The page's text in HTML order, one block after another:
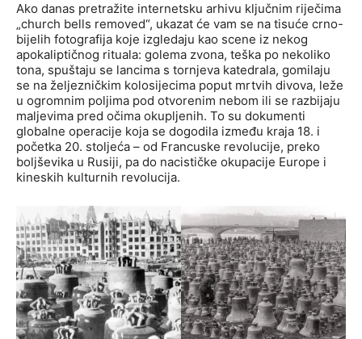
Ako danas pretražite internetsku arhivu ključnim riječima
„church bells removed“, ukazat će vam se na tisuće crno-
bijelih fotografija koje izgledaju kao scene iz nekog
apokaliptičnog rituala: golema zvona, teška po nekoliko
tona, spuštaju se lancima s tornjeva katedrala, gomilaju
se na željezničkim kolosijecima poput mrtvih divova, leže
u ogromnim poljima pod otvorenim nebom ili se razbijaju
maljevima pred očima okupljenih. To su dokumenti
globalne operacije koja se dogodila između kraja 18. i
početka 20. stoljeća – od Francuske revolucije, preko
boljševika u Rusiji, pa do nacističke okupacije Europe i
kineskih kulturnih revolucija.